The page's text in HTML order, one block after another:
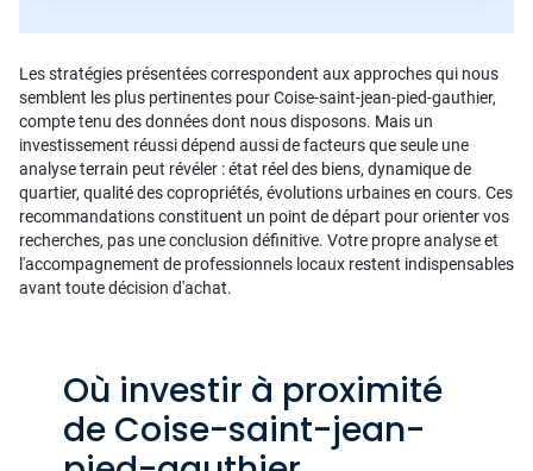
Les stratégies présentées correspondent aux approches qui nous
semblent les plus pertinentes pour Coise-saint-jean-pied-gauthier,
compte tenu des données dont nous disposons. Mais un
investissement réussi dépend aussi de facteurs que seule une
analyse terrain peut révéler : état réel des biens, dynamique de
quartier, qualité des copropriétés, évolutions urbaines en cours. Ces
recommandations constituent un point de départ pour orienter vos
recherches, pas une conclusion définitive. Votre propre analyse et
l'accompagnement de professionnels locaux restent indispensables
avant toute décision d'achat.
Où investir à proximité
de Coise-saint-jean-